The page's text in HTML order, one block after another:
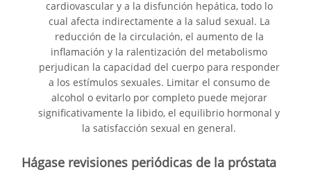
cardiovascular y a la disfunción hepática, todo lo
cual afecta indirectamente a la salud sexual. La
reducción de la circulación, el aumento de la
inflamación y la ralentización del metabolismo
perjudican la capacidad del cuerpo para responder
a los estímulos sexuales. Limitar el consumo de
alcohol o evitarlo por completo puede mejorar
significativamente la libido, el equilibrio hormonal y
la satisfacción sexual en general.
Hágase revisiones periódicas de la próstata